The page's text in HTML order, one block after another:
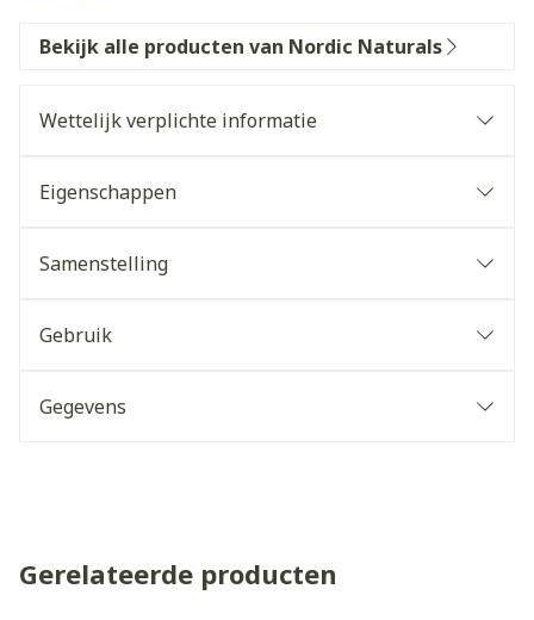
Bekijk alle producten van Nordic Naturals
Wettelijk verplichte informatie
Eigenschappen
Samenstelling
Gebruik
Gegevens
Gerelateerde producten